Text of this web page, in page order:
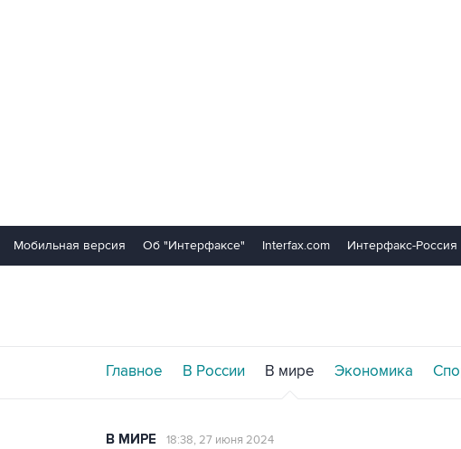
Мобильная версия Об "Интерфаксе" Interfax.com Интерфакс-Россия
Главное В России В мире Экономика
В МИРЕ 18:38, 27 июня 2024